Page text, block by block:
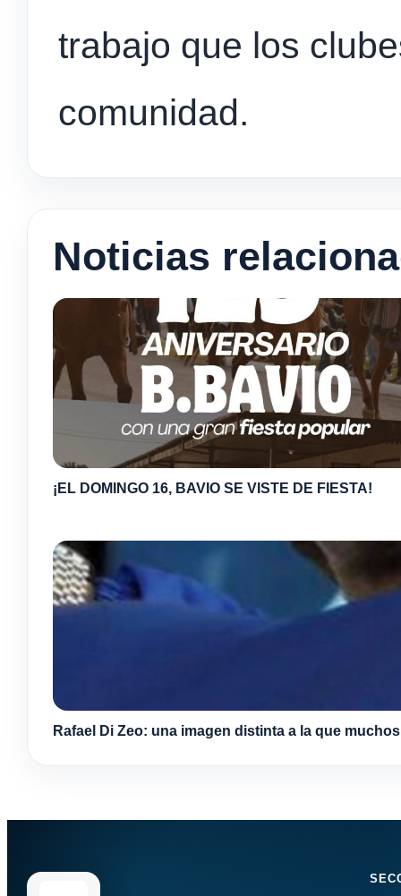
trabajo que los
comunidad.
Noticias
¡EL DOMINGO 16, BAVIO SE VISTE DE FIESTA!
Rafael Di Zeo: una imagen distinta a la que